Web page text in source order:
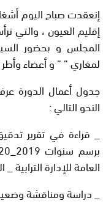
إقليم العيون ، والتي
المجلس و بحضور
لمغاري ” ” و أعضاء
جدول أعمال الدورة
النحو التالي :
_ قراءة في تقرير
العامة للإدارة الترابية
_ دراسة ومناقشة